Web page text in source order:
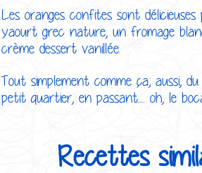
Les oranges confites sont délicieuses
yaourt grec nature, un fromage
crème dessert vanillée.
Tout simplement comme ça, aussi,
petit quartier, en passant..... oh, le
Recettes